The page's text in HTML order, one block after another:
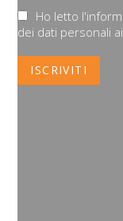
Ho letto
dei dati personali